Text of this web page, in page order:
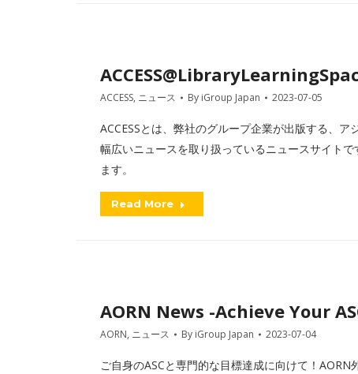
ACCESS, ニュース By iGroup Japan 2023-07-05
ACCESSとは、弊社のグループ企業が出版する、
幅広いニュースを取り扱っているニュースサイト
ます。
Read More
AORN News -Achieve Your
AORN, ニュース By iGroup Japan 2023-07-04
ご自身のASCと専門的な目標達成に向けて！